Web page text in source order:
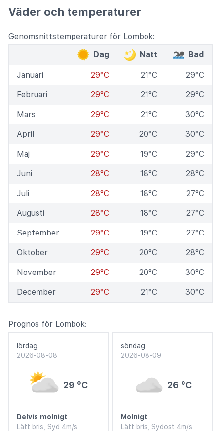
Väder och temperaturer
Genomsnittstemperaturer för Lombok:
Dag
Natt Bad
Januari 29°C 21°C 29°C
Februari 29°C 21°C 29°C
Mars 29°C 21°C 30°C
April 29°C 20°C 30°C
Maj 29°C 19°C 29°C
Juni 28°C 18°C 28°C
Juli 28°C 18°C 27°C
Augusti 28°C 18°C 27°C
September 29°C 19°C 27°C
Oktober 29°C 20°C 28°C
November 29°C 20°C 30°C
December 29°C 21°C 30°C
Prognos för Lombok:
lördag
2026-08-08
29 °C
Delvis molnigt
Lätt bris, Syd 4m/s
söndag
2026-08-09
26 °C
Molnigt
Lätt bris, Sydost 4m/s